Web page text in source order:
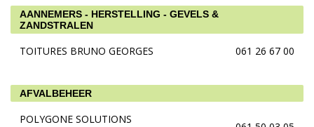
AANNEMERS - HERSTELLING - GEVELS &
ZANDSTRALEN
TOITURES BRUNO GEORGES 061 26 67 00
AFVALBEHEER
POLYGONE SOLUTIONS